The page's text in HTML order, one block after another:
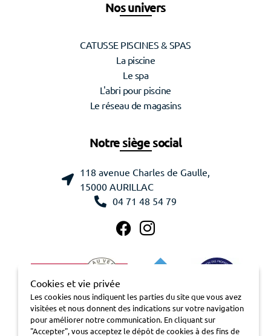
Nos univers
CATUSSE PISCINES & SPAS
La piscine
Le spa
L'abri pour piscine
Le réseau de magasins
Notre siège social
118 avenue Charles de Gaulle,
15000 AURILLAC
04 71 48 54 79
Cookies et vie privée
Les cookies nous indiquent les parties du site que vous avez
visitées et nous donnent des indications sur votre navigation
pour améliorer notre communication. En cliquant sur
"Accepter", vous acceptez le dépôt de cookies à des fins de